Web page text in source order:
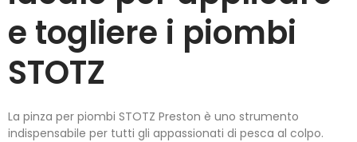
e togliere i piombi
STOTZ
La pinza per piombi STOTZ Preston è uno strumento
indispensabile per tutti gli appassionati di pesca al colpo.